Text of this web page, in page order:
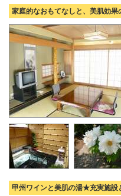
家庭的なおもてなしと、美肌効果
甲州ワインと美肌の湯★充実施設